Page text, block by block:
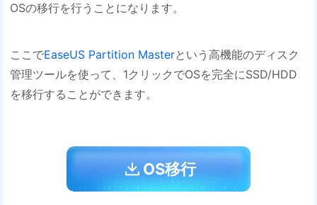
OSの移行を行うことになります。
ここでEaseUS Partition Masterという高機能のディスク
管理ツールを使って、1クリックでOSを完全にSSD/HDD
を移行することができます。
OS移行